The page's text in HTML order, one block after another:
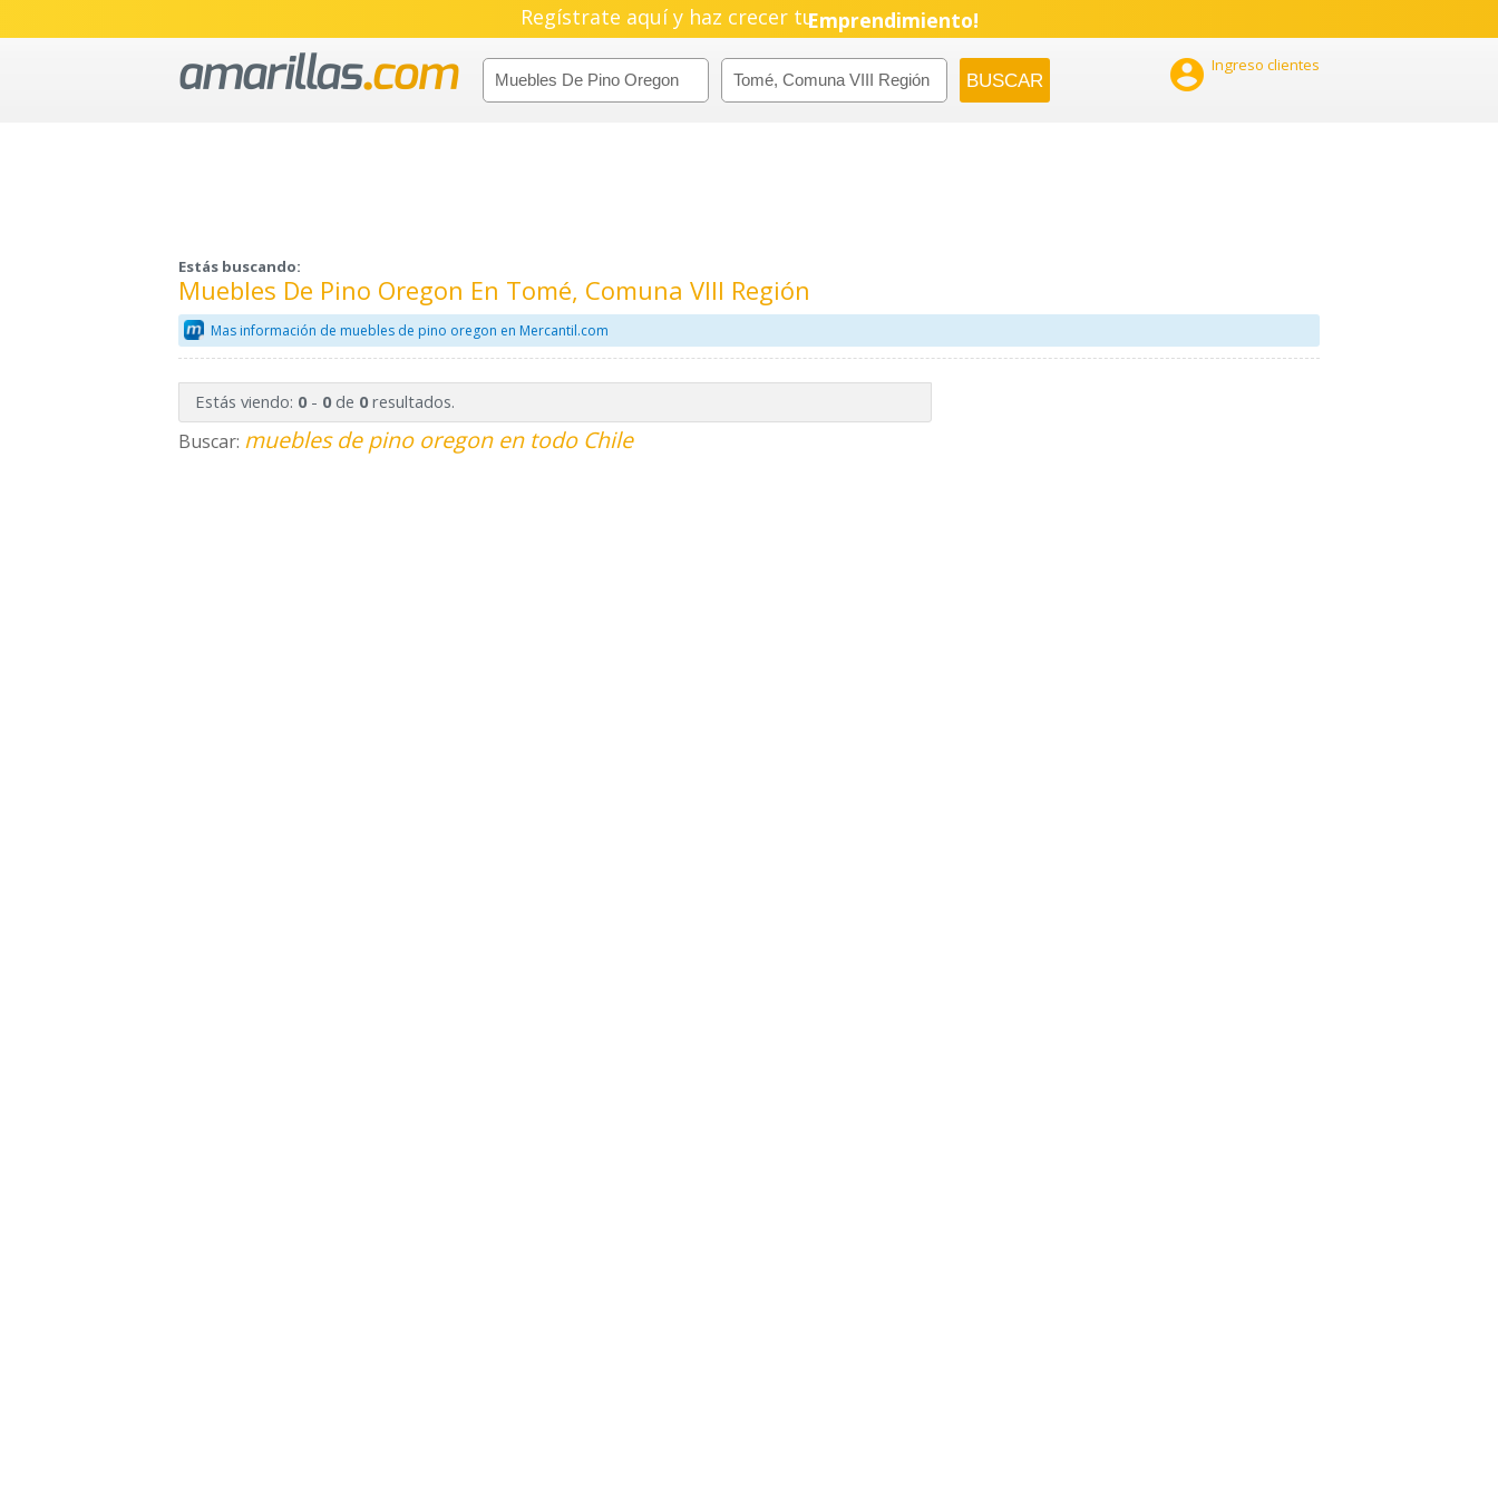
Regístrate aquí y haz crecer tuPyme!
Emprendimiento!
 Ingreso clientes
Estás buscando:
Muebles De Pino Oregon En Tomé, Comuna VIII Región
Mas información de muebles de pino oregon en Mercantil.com
Estás viendo: 0- 0de 0resultados.
Buscar: muebles de pino oregon en todo Chile